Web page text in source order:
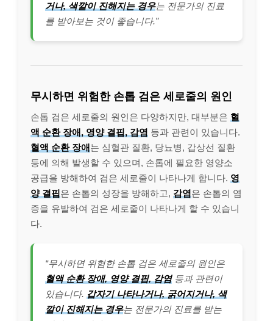
거나, 색깔이 진해지는 경우는 전문가의 진료
를 받아보는 것이 좋습니다.”
무시하면 위험한 손톱 검은 세로줄의 원인
손톱 검은 세로줄의 원인은 다양하지만, 대부분은 혈
액 순환 장애, 영양 결핍, 감염 등과 관련이 있습니다.
혈액 순환 장애는 심혈관 질환, 당뇨병, 갑상선 질환
등에 의해 발생할 수 있으며, 손톱에 필요한 영양소
공급을 방해하여 검은 세로줄이 나타나게 합니다. 영
양 결핍은 손톱의 성장을 방해하고, 감염은 손톱의 염
증을 유발하여 검은 세로줄이 나타나게 할 수 있습니
다.
“무시하면 위험한 손톱 검은 세로줄의 원인은
혈액 순환 장애, 영양 결핍, 감염등과 관련이
있습니다. 갑자기 나타나거나, 굵어지거나, 색
깔이 진해지는 경우는 전문가의 진료를 받는